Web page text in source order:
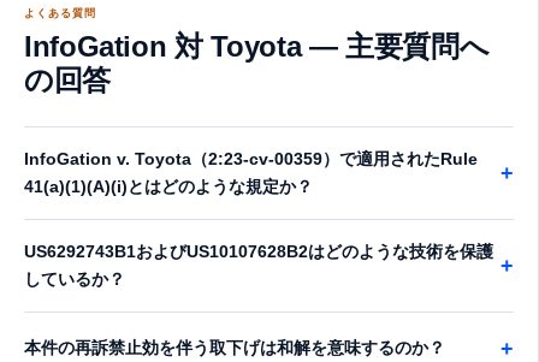
よくある質問
InfoGation 対 Toyota — 主要質問へ
の回答
InfoGation v. Toyota（2:23-cv-00359）で適用されたRule
41(a)(1)(A)(i)とはどのような規定か？
+
US6292743B1およびUS10107628B2はどのような技術を保護
しているか？
+
本件の再訴禁止効を伴う取下げは和解を意味するのか？ +